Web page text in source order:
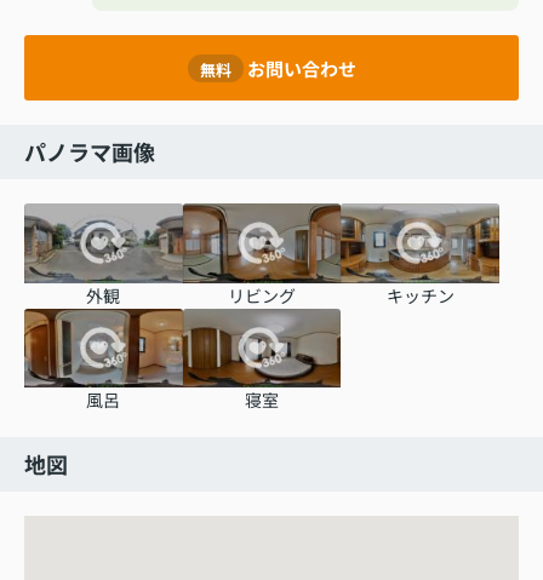
無料 お問い合わせ
パノラマ画像
外観 リビング キッチン
風呂 寝室
地図